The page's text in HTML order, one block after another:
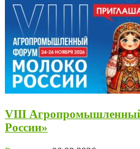
VIII
России»